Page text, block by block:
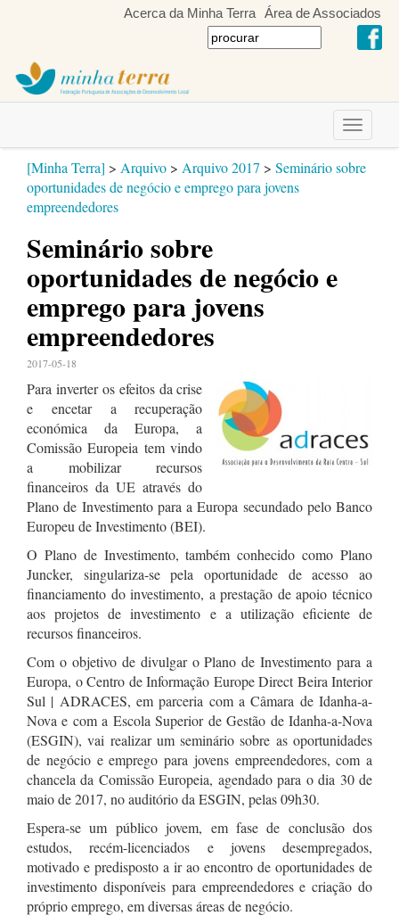
Acerca da Minha Terra Área de Associados
Toggle
[Minha Terra] > Arquivo > Arquivo 2017 > Seminário sobre
oportunidades de negócio e emprego para jovens
empreendedores
Seminário sobre
oportunidades de negócio e
emprego para jovens
empreendedores
2017-05-18
Para inverter os efeitos da crise
e encetar a recuperação
económica da Europa, a
Comissão Europeia tem vindo
a mobilizar recursos
financeiros da UE através do
Plano de Investimento para a Europa secundado pelo Banco
Europeu de Investimento (BEI).
O Plano de Investimento, também conhecido como Plano
Juncker, singulariza-se pela oportunidade de acesso ao
financiamento do investimento, a prestação de apoio técnico
aos projetos de investimento e a utilização eficiente de
recursos financeiros.
Com o objetivo de divulgar o Plano de Investimento para a
Europa, o Centro de Informação Europe Direct Beira Interior
Sul | ADRACES, em parceria com a Câmara de Idanha-a-
Nova e com a Escola Superior de Gestão de Idanha-a-Nova
(ESGIN), vai realizar um seminário sobre as oportunidades
de negócio e emprego para jovens empreendedores, com a
chancela da Comissão Europeia, agendado para o dia 30 de
maio de 2017, no auditório da ESGIN, pelas 09h30.
Espera-se um público jovem, em fase de conclusão dos
estudos, recém-licenciados e jovens desempregados,
motivado e predisposto a ir ao encontro de oportunidades de
investimento disponíveis para empreendedores e criação do
próprio emprego, em diversas áreas de negócio.